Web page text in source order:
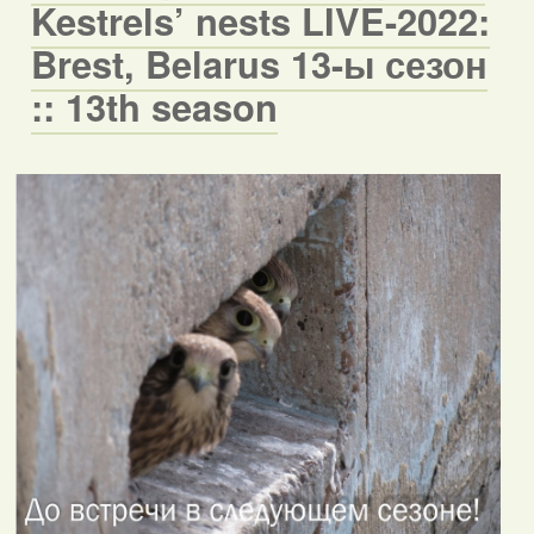
Kestrels’ nests LIVE-2022:
Brest, Belarus 13-ы сезон
:: 13th season